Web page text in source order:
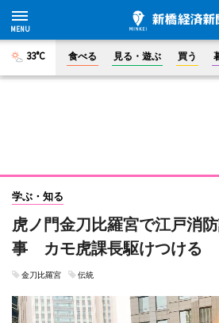
33°C 食べる 見る・遊ぶ 買う
学ぶ・知る
虎ノ門金刀比羅宮で江戸消
事 カモ虎課長駆けつける
金刀比羅宮 伝統